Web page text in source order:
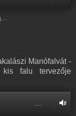
Manófalvát -
kis falu tervezője